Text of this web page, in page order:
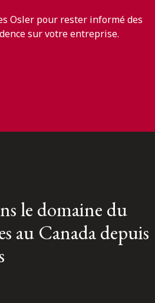
Osler pour rester informé des
sur votre entreprise.
le domaine du
au Canada depuis